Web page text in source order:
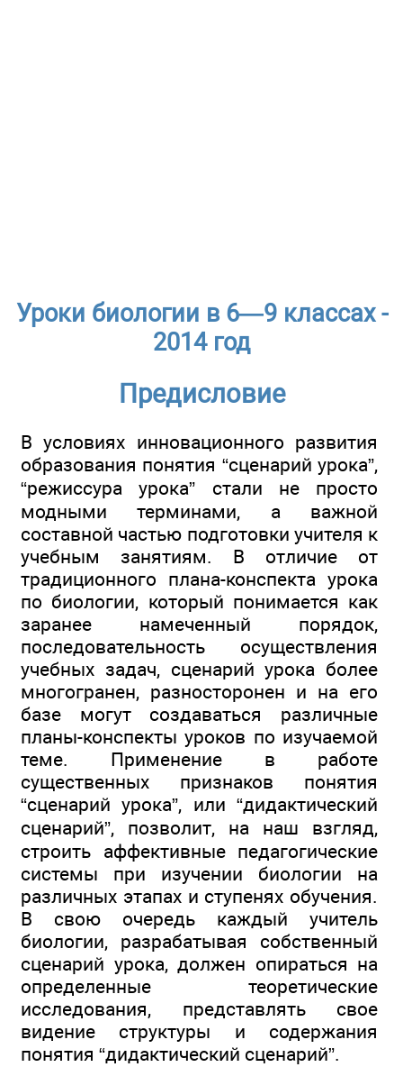
Уроки биологии в 6—9 классах -
2014 год
Предисловие
В условиях инновационного развития
образования понятия “сценарий урока”,
“режиссура урока” стали не просто
модными терминами, а важной
составной частью подготовки учителя к
учебным занятиям. В отличие от
традиционного плана-конспекта урока
по биологии, который понимается как
заранее намеченный порядок,
последовательность осуществления
учебных задач, сценарий урока более
многогранен, разносторонен и на его
базе могут создаваться различные
планы-конспекты уроков по изучаемой
теме. Применение в работе
существенных признаков понятия
“сценарий урока”, или “дидактический
сценарий”, позволит, на наш взгляд,
строить аффективные педагогические
системы при изучении биологии на
различных этапах и ступенях обучения.
В свою очередь каждый учитель
биологии, разрабатывая собственный
сценарий урока, должен опираться на
определенные теоретические
исследования, представлять свое
видение структуры и содержания
понятия “дидактический сценарий”.